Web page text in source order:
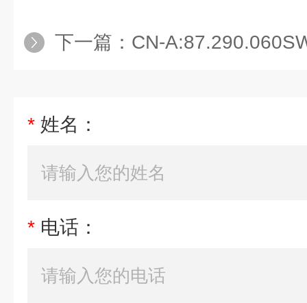
下一篇： CN-
* 姓名：
* 电话：